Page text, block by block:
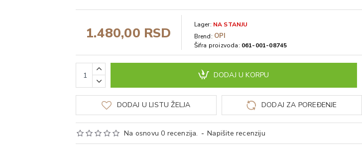
Na osnovu 0 recenzija. - Napišite recenziju
1.480,00 RSD Lager: NA STANJU
Brend: OPI
Šifra proizvoda: 061-001-08745
DODAJ U KORPU
DODAJ U LISTU ŽELJA DODAJ ZA POREĐENJE